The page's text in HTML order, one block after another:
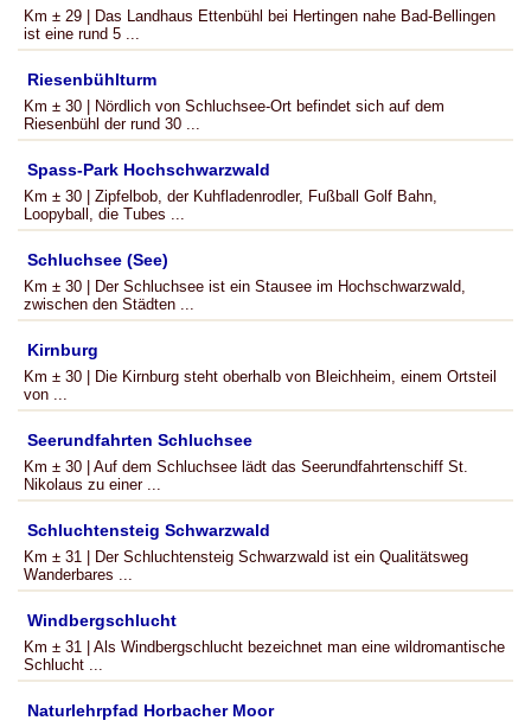
Km ± 29 | Das Landhaus Ettenbühl bei Hertingen nahe Bad-Bellingen
ist eine rund 5 ...
Riesenbühlturm
Km ± 30 | Nördlich von Schluchsee-Ort befindet sich auf dem
Riesenbühl der rund 30 ...
Spass-Park Hochschwarzwald
Km ± 30 | Zipfelbob, der Kuhfladenrodler, Fußball Golf Bahn,
Loopyball, die Tubes ...
Schluchsee (See)
Km ± 30 | Der Schluchsee ist ein Stausee im Hochschwarzwald,
zwischen den Städten ...
Kirnburg
Km ± 30 | Die Kirnburg steht oberhalb von Bleichheim, einem Ortsteil
von ...
Seerundfahrten Schluchsee
Km ± 30 | Auf dem Schluchsee lädt das Seerundfahrtenschiff St.
Nikolaus zu einer ...
Schluchtensteig Schwarzwald
Km ± 31 | Der Schluchtensteig Schwarzwald ist ein Qualitätsweg
Wanderbares ...
Windbergschlucht
Km ± 31 | Als Windbergschlucht bezeichnet man eine wildromantische
Schlucht ...
Naturlehrpfad Horbacher Moor